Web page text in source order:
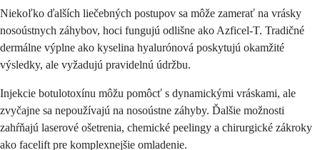
Niekoľko ďalších liečebných postupov sa môže zamerať na vrásky
nosoústnych záhybov, hoci fungujú odlišne ako Azficel-T. Tradičné
dermálne výplne ako kyselina hyalurónová poskytujú okamžité
výsledky, ale vyžadujú pravidelnú údržbu.
Injekcie botulotoxínu môžu pomôcť s dynamickými vráskami, ale
zvyčajne sa nepoužívajú na nosoústne záhyby. Ďalšie možnosti
zahŕňajú laserové ošetrenia, chemické peelingy a chirurgické zákroky
ako facelift pre komplexnejšie omladenie.